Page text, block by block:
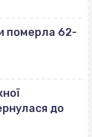
померла 62-
до